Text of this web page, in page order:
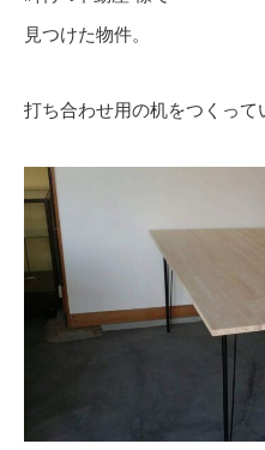
見つけた物件。
打ち合わせ用の机をつくって